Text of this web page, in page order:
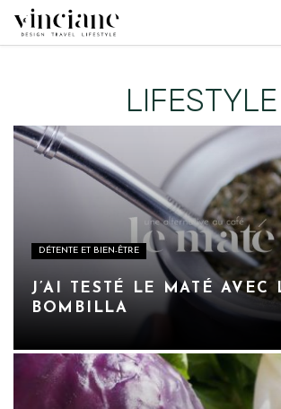
LIFESTYLE
DÉTENTE ET BIEN-ÊTRE
J’AI TESTÉ LE MATÉ AVEC
BOMBILLA